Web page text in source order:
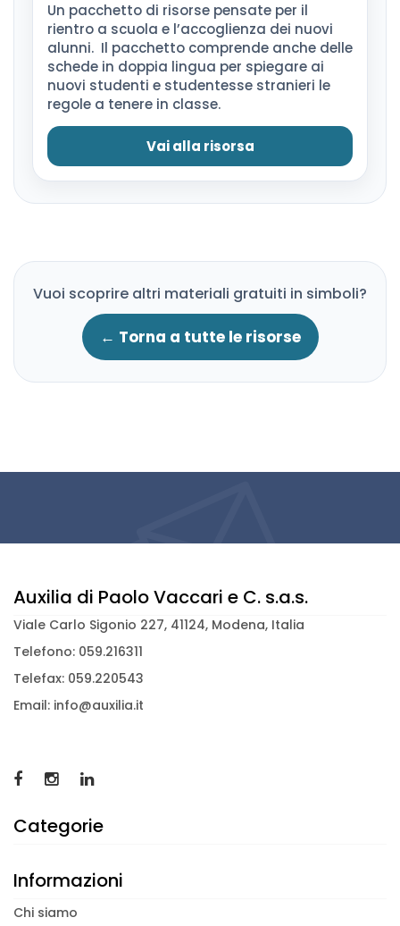
Un pacchetto di risorse pensate per il
rientro a scuola e l’accoglienza dei nuovi
alunni. Il pacchetto comprende anche delle
schede in doppia lingua per spiegare ai
nuovi studenti e studentesse stranieri le
regole a tenere in classe.
Vai alla risorsa
Vuoi scoprire altri materiali gratuiti in simboli?
← Torna a tutte le risorse
Auxilia di Paolo Vaccari e C. s.a.s.
Viale Carlo Sigonio 227, 41124, Modena, Italia
Telefono: 059.216311
Telefax: 059.220543
Email: info@auxilia.it
Categorie
Informazioni
Chi siamo